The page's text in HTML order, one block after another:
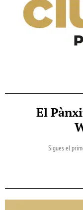
El
Sigues el